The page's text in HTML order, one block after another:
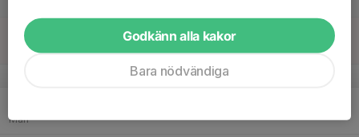
20
Sön
v.39
Mån
Godkänn alla kakor
Bara nödvändiga